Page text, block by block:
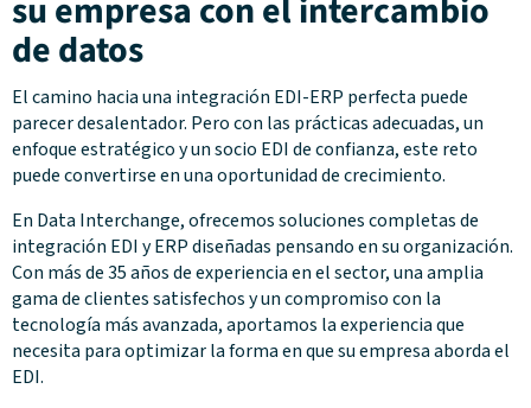
su empresa con el intercambio
de datos
El camino hacia una integración EDI-ERP perfecta puede
parecer desalentador. Pero con las prácticas adecuadas, un
enfoque estratégico y un socio EDI de confianza, este reto
puede convertirse en una oportunidad de crecimiento.
En Data Interchange, ofrecemos soluciones completas de
integración EDI y ERP diseñadas pensando en su organización.
Con más de 35 años de experiencia en el sector, una amplia
gama de clientes satisfechos y un compromiso con la
tecnología más avanzada, aportamos la experiencia que
necesita para optimizar la forma en que su empresa aborda el
EDI.